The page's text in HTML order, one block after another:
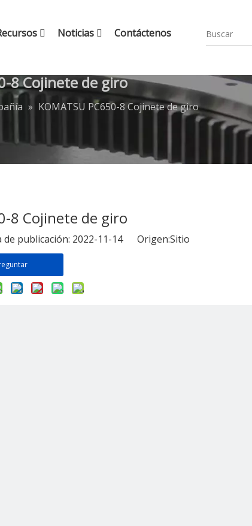
Noticias Contáctenos
8 Cojinete de giro
» KOMATSU PC650-8 Cojinete de giro
8 Cojinete de giro
publicación: 2022-11-14 Origen:Sitio